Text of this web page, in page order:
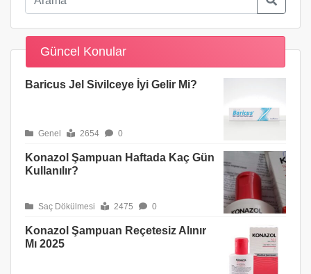
Güncel Konular
Baricus Jel Sivilceye İyi Gelir Mi?
Genel 2654 0
Konazol Şampuan Haftada Kaç Gün
Kullanılır?
Saç Dökülmesi 2475 0
Konazol Şampuan Reçetesiz Alınır
Mı 2025